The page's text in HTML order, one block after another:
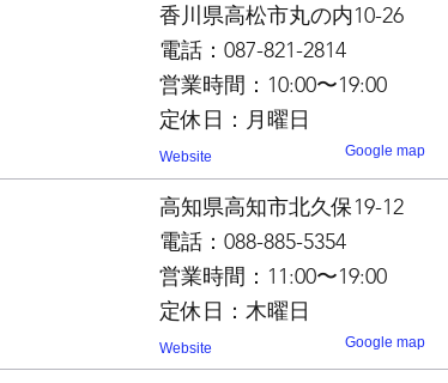
香川県高松市丸の内10-26
電話：087-821-2814
営業時間：10:00〜19:00
定休日：月曜日
Website Google map
高知県高知市北久保19-12
電話：088-885-5354
営業時間：11:00〜19:00
定休日：木曜日
Website Google map